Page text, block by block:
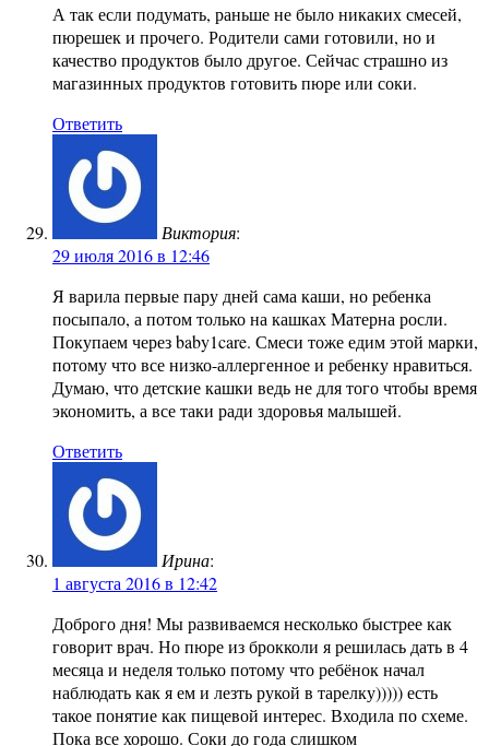
А так если подумать, раньше не было никаких смесей,
пюрешек и прочего. Родители сами готовили, но и
качество продуктов было другое. Сейчас страшно из
магазинных продуктов готовить пюре или соки.
Ответить
Виктория:
29 июля 2016 в 12:46
Я варила первые пару дней сама каши, но ребенка
посыпало, а потом только на кашках Матерна росли.
Покупаем через baby1care. Смеси тоже едим этой марки,
потому что все низко-аллергенное и ребенку нравиться.
Думаю, что детские кашки ведь не для того чтобы время
экономить, а все таки ради здоровья малышей.
Ответить
Ирина:
1 августа 2016 в 12:42
Доброго дня! Мы развиваемся несколько быстрее как
говорит врач. Но пюре из брокколи я решилась дать в 4
месяца и неделя только потому что ребёнок начал
наблюдать как я ем и лезть рукой в тарелку))))) есть
такое понятие как пищевой интерес. Входила по схеме.
Пока все хорошо. Соки до года слишком